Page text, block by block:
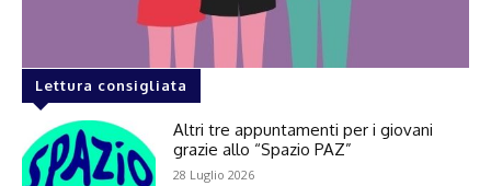
Lettura consigliata
Altri tre appuntamenti per i giovani
grazie allo “Spazio PAZ”
28 Luglio 2026